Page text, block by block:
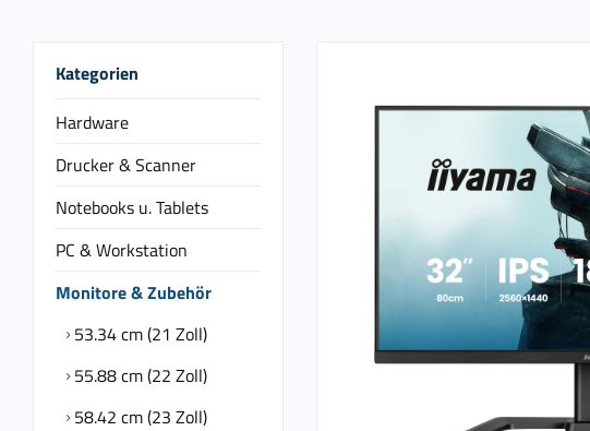
Kategorien
Hardware
Drucker & Scanner
Notebooks u. Tablets
PC & Workstation
Monitore & Zubehör
53.34 cm (21 Zoll)
55.88 cm (22 Zoll)
58.42 cm (23 Zoll)